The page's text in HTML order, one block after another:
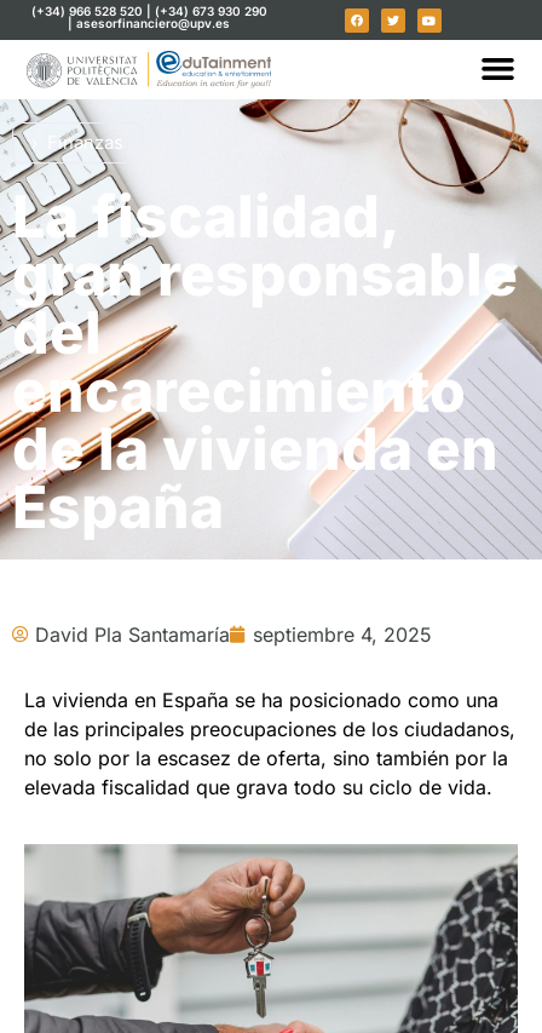
(+34) 966 528 520 | (+34) 673 930 290
| asesorfinanciero@upv.es
Finanzas
La fiscalidad,
gran responsable
del
encarecimiento
de la vivienda en
España
David Pla Santamaría septiembre 4, 2025
La vivienda en España se ha posicionado como una
de las principales preocupaciones de los ciudadanos,
no solo por la escasez de oferta, sino también por la
elevada fiscalidad que grava todo su ciclo de vida.